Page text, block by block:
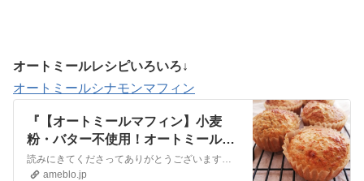
オートミールレシピいろいろ↓
オートミールシナモンマフィン
『【オートミールマフィン】小麦
粉・バター不使用！オートミールシ
ナモンマフィン』
ameblo.jp